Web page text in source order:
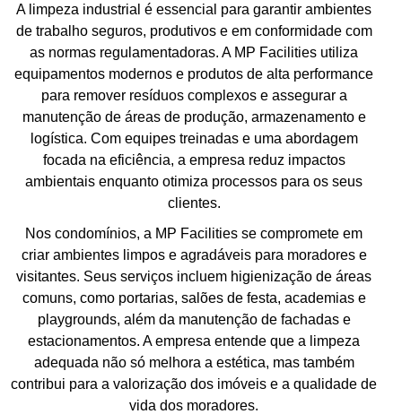
A limpeza industrial é essencial para garantir ambientes
de trabalho seguros, produtivos e em conformidade com
as normas regulamentadoras. A MP Facilities utiliza
equipamentos modernos e produtos de alta performance
para remover resíduos complexos e assegurar a
manutenção de áreas de produção, armazenamento e
logística. Com equipes treinadas e uma abordagem
focada na eficiência, a empresa reduz impactos
ambientais enquanto otimiza processos para os seus
clientes.
Nos condomínios, a MP Facilities se compromete em
criar ambientes limpos e agradáveis para moradores e
visitantes. Seus serviços incluem higienização de áreas
comuns, como portarias, salões de festa, academias e
playgrounds, além da manutenção de fachadas e
estacionamentos. A empresa entende que a limpeza
adequada não só melhora a estética, mas também
contribui para a valorização dos imóveis e a qualidade de
vida dos moradores.